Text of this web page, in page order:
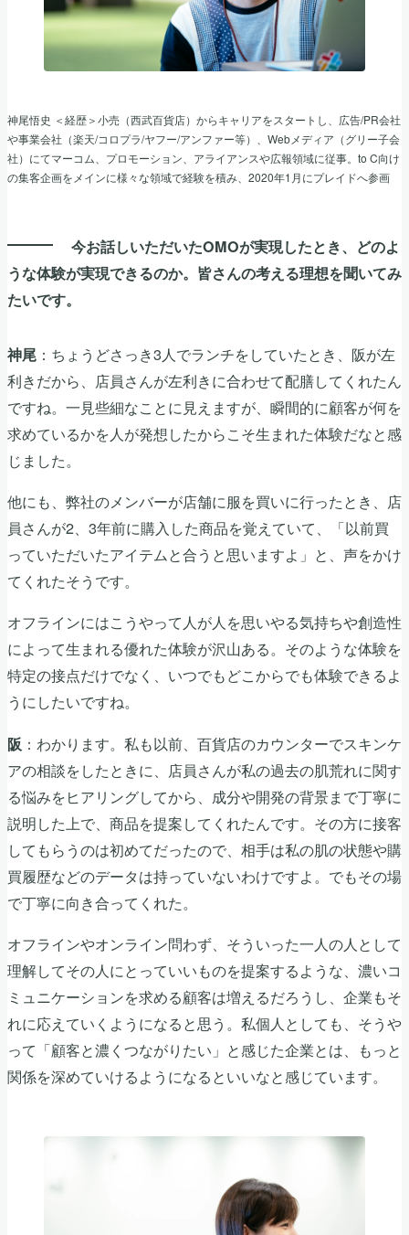
神尾悟史 ＜経歴＞小売（西武百貨店）からキャリアをスタートし、広告/PR会社
や事業会社（楽天/コロプラ/ヤフー/アンファー等）、Webメディア（グリー子会
社）にてマーコム、プロモーション、アライアンスや広報領域に従事。to C向け
の集客企画をメインに様々な領域で経験を積み、2020年1月にプレイドへ参画
今お話しいただいたOMOが実現したとき、どのよ
うな体験が実現できるのか。皆さんの考える理想を聞いてみ
たいです。
神尾 ：ちょうどさっき3人でランチをしていたとき、阪が左
利きだから、店員さんが左利きに合わせて配膳してくれたん
ですね。一見些細なことに見えますが、瞬間的に顧客が何を
求めているかを人が発想したからこそ生まれた体験だなと感
じました。
他にも、弊社のメンバーが店舗に服を買いに行ったとき、店
員さんが2、3年前に購入した商品を覚えていて、「以前買
っていただいたアイテムと合うと思いますよ」と、声をかけ
てくれたそうです。
オフラインにはこうやって人が人を思いやる気持ちや創造性
によって生まれる優れた体験が沢山ある。そのような体験を
特定の接点だけでなく、いつでもどこからでも体験できるよ
うにしたいですね。
阪 ：わかります。私も以前、百貨店のカウンターでスキンケ
アの相談をしたときに、店員さんが私の過去の肌荒れに関す
る悩みをヒアリングしてから、成分や開発の背景まで丁寧に
説明した上で、商品を提案してくれたんです。その方に接客
してもらうのは初めてだったので、相手は私の肌の状態や購
買履歴などのデータは持っていないわけですよ。でもその場
で丁寧に向き合ってくれた。
オフラインやオンライン問わず、そういった一人の人として
理解してその人にとっていいものを提案するような、濃いコ
ミュニケーションを求める顧客は増えるだろうし、企業もそ
れに応えていくようになると思う。私個人としても、そうや
って「顧客と濃くつながりたい」と感じた企業とは、もっと
関係を深めていけるようになるといいなと感じています。